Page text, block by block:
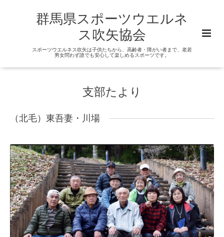
群馬県スポーツウエルネ
ス吹矢協会
スポーツウエルネス吹矢は子供たちから、高齢者・障がい者まで、老若
男女問わず誰でも安心して楽しめるスポーツです。
支部たより
（北毛）東吾妻・川場